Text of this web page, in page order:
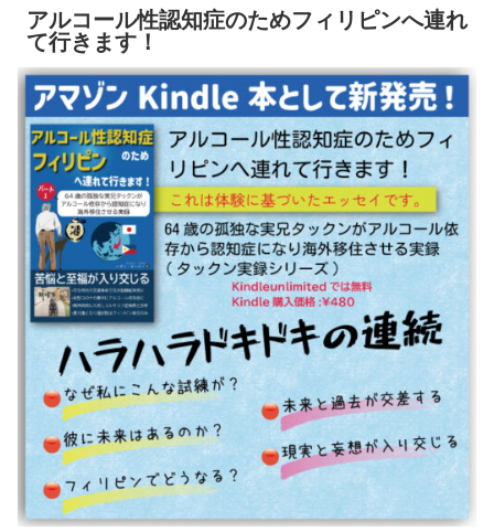
アルコール性認知症のためフィリピンへ連れ
て行きます！